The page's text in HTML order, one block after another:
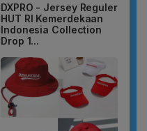
DXPRO - Jersey Reguler
HUT RI Kemerdekaan
Indonesia Collection
Drop 1...